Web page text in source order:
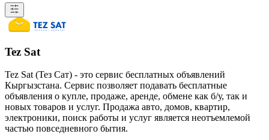
Tez Sat
Tez Sat (Тез Сат) - это сервис бесплатных объявлений
Кыргызстана. Сервис позволяет подавать бесплатные
объявления о купле, продаже, аренде, обмене как б/у, так и
новых товаров и услуг. Продажа авто, домов, квартир,
электроники, поиск работы и услуг является неотъемлемой
частью повседневного бытия.